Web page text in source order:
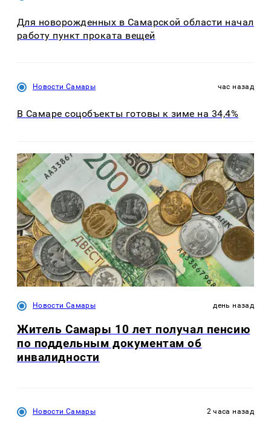
Для новорожденных в Самарской области начал
работу пункт проката вещей
Новости Самары час назад
В Самаре соцобъекты готовы к зиме на 34,4%
Новости Самары день назад
Житель Самары 10 лет получал пенсию
по поддельным документам об
инвалидности
Новости Самары 2 часа назад